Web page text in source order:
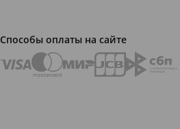
порошо
к сока
апельс
Способы оплаты на сайте